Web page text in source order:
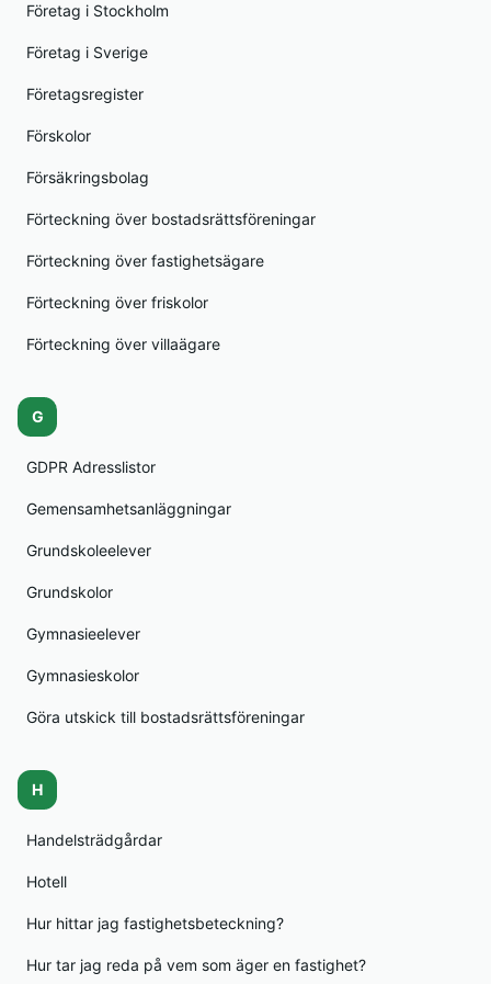
Företag i Stockholm
Företag i Sverige
Företagsregister
Förskolor
Försäkringsbolag
Förteckning över bostadsrättsföreningar
Förteckning över fastighetsägare
Förteckning över friskolor
Förteckning över villaägare
G
GDPR Adresslistor
Gemensamhetsanläggningar
Grundskoleelever
Grundskolor
Gymnasieelever
Gymnasieskolor
Göra utskick till bostadsrättsföreningar
H
Handelsträdgårdar
Hotell
Hur hittar jag fastighetsbeteckning?
Hur tar jag reda på vem som äger en fastighet?